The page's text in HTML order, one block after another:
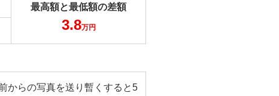
最高額と最低額の差額
3.8万円
からの写真を送り暫くすると5